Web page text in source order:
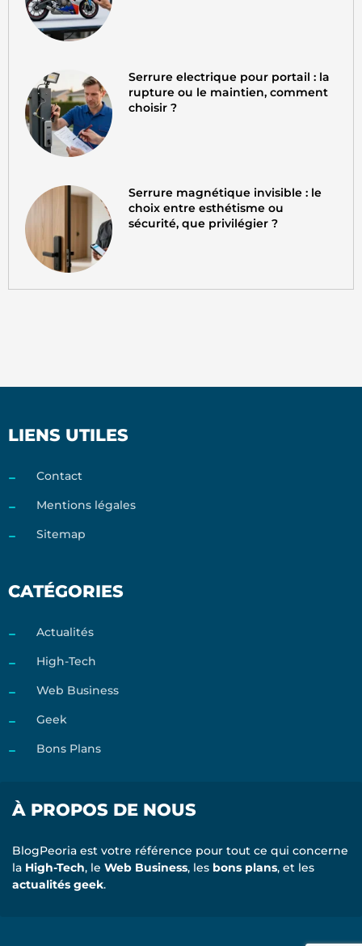
Serrure electrique pour portail : la
rupture ou le maintien, comment
choisir ?
Serrure magnétique invisible : le
choix entre esthétisme ou
sécurité, que privilégier ?
LIENS UTILES
Contact
Mentions légales
Sitemap
CATÉGORIES
Actualités
High-Tech
Web Business
Geek
Bons Plans
À PROPOS DE NOUS
BlogPeoria est votre référence pour tout ce qui concerne
la High-Tech, le Web Business, les bons plans, et les
actualités geek.